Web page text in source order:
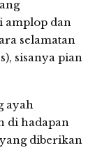
amplop dan
selamatan
sisanya pian
ayah
di hadapan
diberikan